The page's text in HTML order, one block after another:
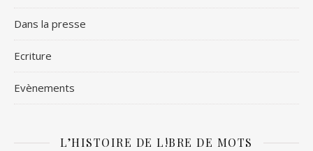
Dans la presse
Ecriture
Evènements
L’HISTOIRE DE L!BRE DE MOTS